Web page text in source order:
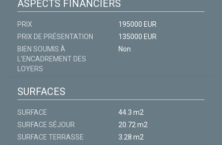
ASPECTS FINANCIERS
PRIX
195000 EUR
PRIX DE PRÉSENTATION
135000 EUR
BIEN SOUMIS À
L'ENCADREMENT DES
LOYERS
Non
SURFACES
SURFACE
44.3 m2
SURFACE SÉJOUR
20.72 m2
SURFACE TERRASSE
3.28 m2